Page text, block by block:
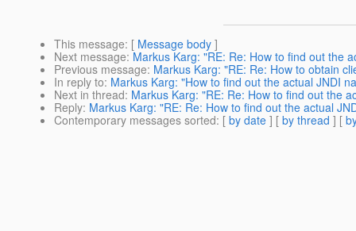
This message: [ Message body ]
Next message: Markus Karg: "RE: Re: How to find out the
Previous message: Markus Karg: "RE: Re: How to obtain
In reply to: Markus Karg: "How to find out the actual JNDI
Next in thread: Markus Karg: "RE: Re: How to find out the
Reply: Markus Karg: "RE: Re: How to find out the actual
Contemporary messages sorted: [ by date ] [ by thread ] [